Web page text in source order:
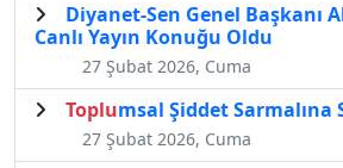
Diyanet-Sen Genel Başkanı
Canlı Yayın Konuğu Oldu
27 Şubat 2026, Cuma
Toplumsal Şiddet
27 Şubat 2026, Cuma